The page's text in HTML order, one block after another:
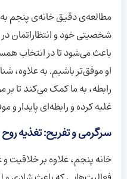
مطالعه‌ی دقیق خانه‌ی پنجم
شخصیتی خود و انتظاراتمان
باعث می‌شود تا در انتخاب
او موفق‌تر باشیم. به
رابطه، به ما کمک می‌کند تا
غلبه کرده و رابطه‌ای پایدار و
سرگرمی و تفریح: تغذیه
خانه پنجم، علاوه بر خلاقیت